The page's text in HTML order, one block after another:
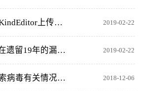
紧急漏洞预警丨KindEditor上传漏洞致近百个党政机关网站遭植入 2019-02-22
WinRAR 被曝存在遗留19年的漏洞，影响全球多达5亿用户 2019-02-22
关于一种新型勒索病毒有关情况的通报 2018-12-06